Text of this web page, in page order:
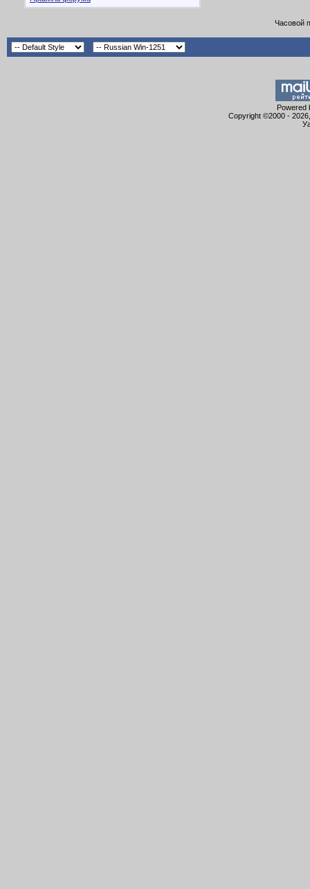
Часовой
Powered
Copyright ©2000 -